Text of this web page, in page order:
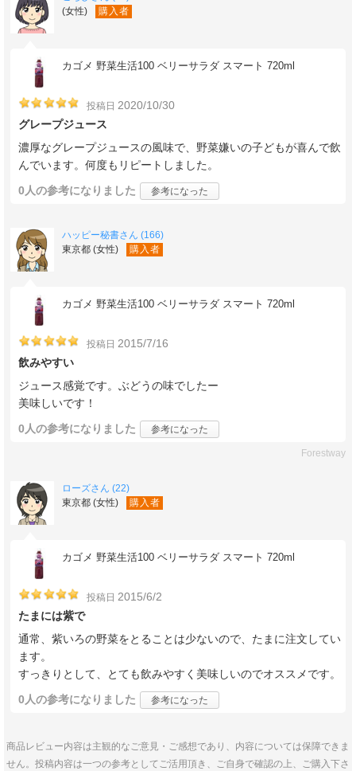
(女性)
購入者
カゴメ 野菜生活100 ベリーサラダ スマート 720ml
投稿日 2020/10/30
グレープジュース
濃厚なグレープジュースの風味で、野菜嫌いの子どもが喜んで飲
んでいます。何度もリピートしました。
0人の参考になりました 参考になった
ハッピー秘書さん (166)
東京都 (女性)
購入者
カゴメ 野菜生活100 ベリーサラダ スマート 720ml
投稿日 2015/7/16
飲みやすい
ジュース感覚です。ぶどうの味でしたー
美味しいです！
0人の参考になりました 参考になった
Forestway
ローズさん (22)
東京都 (女性)
購入者
カゴメ 野菜生活100 ベリーサラダ スマート 720ml
投稿日 2015/6/2
たまには紫で
通常、紫いろの野菜をとることは少ないので、たまに注文してい
ます。
すっきりとして、とても飲みやすく美味しいのでオススメです。
0人の参考になりました 参考になった
商品レビュー内容は主観的なご意見・ご感想であり、内容については保障できま
せん。投稿内容は一つの参考としてご活用頂き、ご自身で確認の上、ご購入下さ